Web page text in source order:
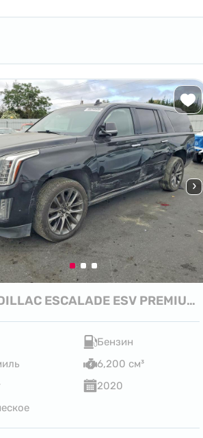
2020 CADILLAC ESCALADE ESV PREMIUM LUXURY
Бензин
6,200 см³
2020